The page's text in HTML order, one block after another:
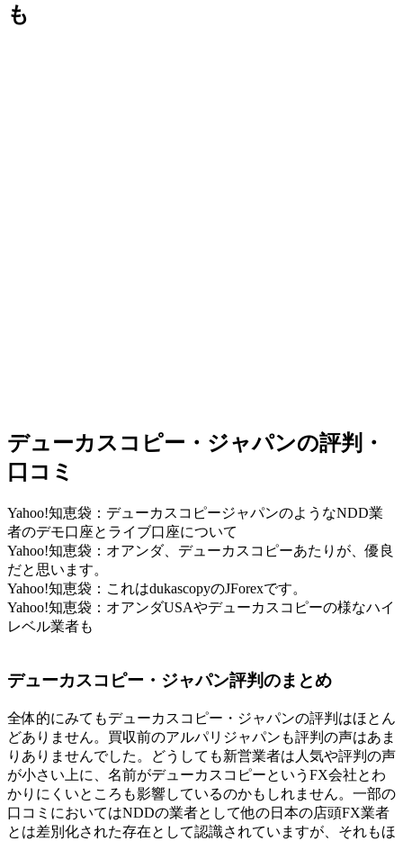
も
デューカスコピー・ジャパンの評判・
口コミ
Yahoo!知恵袋：デューカスコピージャパンのようなNDD業
者のデモ口座とライブ口座について
Yahoo!知恵袋：オアンダ、デューカスコピーあたりが、優良
だと思います。
Yahoo!知恵袋：これはdukascopyのJForexです。
Yahoo!知恵袋：オアンダUSAやデューカスコピーの様なハイ
レベル業者も
デューカスコピー・ジャパン評判のまとめ
全体的にみてもデューカスコピー・ジャパンの評判はほとん
どありません。買収前のアルパリジャパンも評判の声はあま
りありませんでした。どうしても新営業者は人気や評判の声
が小さい上に、名前がデューカスコピーというFX会社とわ
かりにくいところも影響しているのかもしれません。一部の
口コミにおいてはNDDの業者として他の日本の店頭FX業者
とは差別化された存在として認識されていますが、それもほ